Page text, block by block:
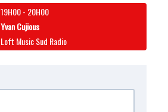
19H00- 20H00
Yvan Cujious
Loft Music Sud Radio